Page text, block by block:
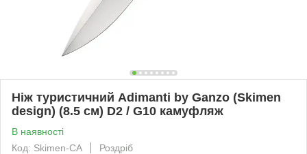
Нiж туристичний Adimanti by Ganzo (Skimen
design) (8.5 см) D2 / G10 камуфляж
В наявності
Код: Skimen-CA
Роздріб